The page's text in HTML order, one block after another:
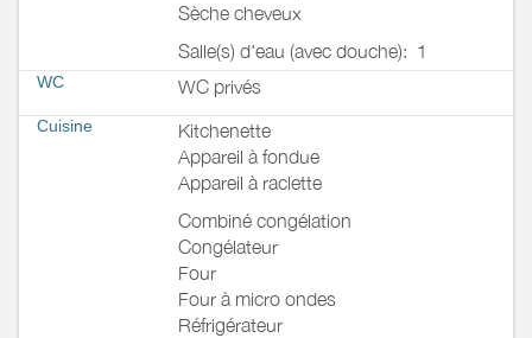
Sèche cheveux
Salle(s) d'eau (avec douche): 1
WC WC privés
Cuisine
Kitchenette
Appareil à fondue
Appareil à raclette
Combiné congélation
Congélateur
Four
Four à micro ondes
Réfrigérateur